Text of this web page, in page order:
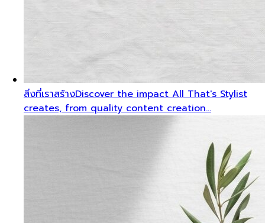
สิ่งที่เราสร้างDiscover the impact All That's Stylist
creates, from quality content creation…